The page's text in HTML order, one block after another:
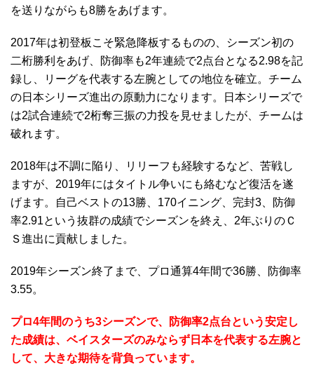
を送りながらも8勝をあげます。
2017年は初登板こそ緊急降板するものの、シーズン初の
二桁勝利をあげ、防御率も2年連続で2点台となる2.98を記
録し、リーグを代表する左腕としての地位を確立。チーム
の日本シリーズ進出の原動力になります。日本シリーズで
は2試合連続で2桁奪三振の力投を見せましたが、チームは
破れます。
2018年は不調に陥り、リリーフも経験するなど、苦戦し
ますが、2019年にはタイトル争いにも絡むなど復活を遂
げます。自己ベストの13勝、170イニング、完封3、防御
率2.91という抜群の成績でシーズンを終え、2年ぶりのＣ
Ｓ進出に貢献しました。
2019年シーズン終了まで、プロ通算4年間で36勝、防御率
3.55。
プロ4年間のうち3シーズンで、防御率2点台という安定し
た成績は、ベイスターズのみならず日本を代表する左腕と
して、大きな期待を背負っています。